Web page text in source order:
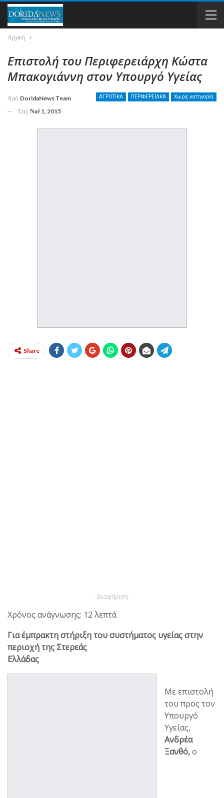
Αρχική
Επιστολή του Περιφερειάρχη Κώστα
Μπακογιάννη στον Υπουργό Υγείας
ΑΓΡΟΤΙΚΑ ΠΕΡΙΦΕΡΕΙΑΚΑ Χωρίς κατηγορία
Από DoridaNews Team
Στις Νοέ 1, 2015
Share
- Διαφήμιση -
Χρόνος ανάγνωσης: 12 λεπτά
Για έμπρακτη στήριξη του συστήματος υγείας στην
περιοχή της Στερεάς
Ελλάδας
Με επιστολή
του προς τον
Υπουργό
Υγείας,
Ανδρέα
Ξανθό,ο